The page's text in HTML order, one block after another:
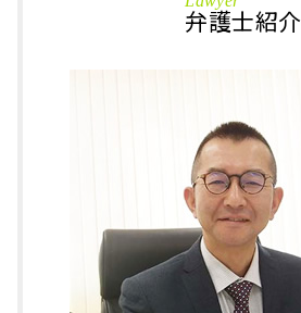
任意後見人 デメリット
公正証書遺言 必要書類
代襲相続 トラブル
配偶者居住権 いつから
保釈金 返ってくる
痴漢 冤罪
窃盗罪 示談
執行猶予 とは
刑事事件 越前市 弁護士
相続 大野市 相談
刑事事件 大野市 弁護士
刑事事件 大野市 相談
相続 越前市 弁護士
刑事事件 小松市 弁護士
相続 鯖江市 弁護士
刑事事件 坂井市 相談
刑事事件 福井県 弁護士
弁護士紹介